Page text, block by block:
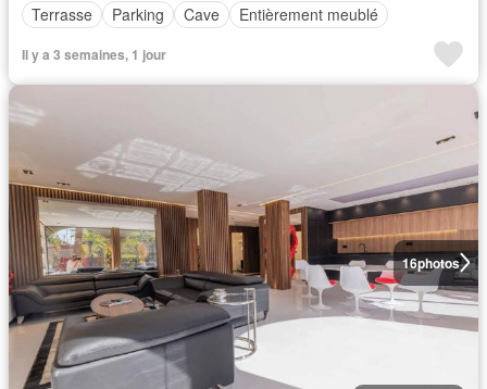
Terrasse
Parking Cave Entièrement meublé
Il y a 3 semaines, 1 jour
16photos